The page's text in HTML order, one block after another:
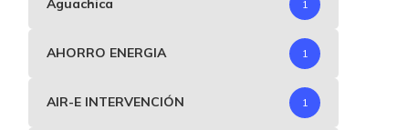
Aguachica 1
AHORRO ENERGIA 1
AIR-E INTERVENCIÓN 1